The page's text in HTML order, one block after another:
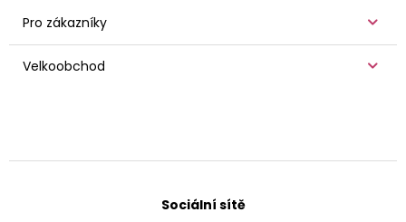
Pro zákazníky
Velkoobchod
Sociální sítě